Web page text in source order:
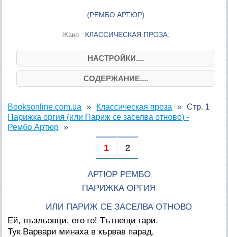
(РЕМБО АРТЮР)
Жанр : КЛАССИЧЕСКАЯ ПРОЗА;
НАСТРОЙКИ....
СОДЕРЖАНИЕ....
Booksonline.com.ua
Классическая проза
Парижка оргия (или Париж се заселва отново) -
Рембо Артюр
Стр. 1
1 2
АРТЮР РЕМБО
ПАРИЖКА ОРГИЯ
ИЛИ ПАРИЖ СЕ ЗАСЕЛВА ОТНОВО
Ей, пъзльовци, ето го! Тътнещи гари.
Тук Варвари минаха в кървав парад,